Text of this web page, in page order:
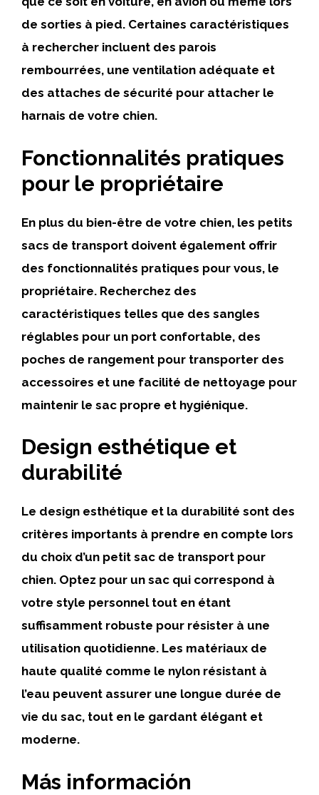
de sorties à pied. Certaines caractéristiques
à rechercher incluent des parois
rembourrées, une ventilation adéquate et
des attaches de sécurité pour attacher le
harnais de votre chien.
Fonctionnalités pratiques
pour le propriétaire
En plus du bien-être de votre chien, les petits
sacs de transport doivent également offrir
des fonctionnalités pratiques pour vous, le
propriétaire. Recherchez des
caractéristiques telles que des sangles
réglables pour un port confortable, des
poches de rangement pour transporter des
accessoires et une facilité de nettoyage pour
maintenir le sac propre et hygiénique.
Design esthétique et
durabilité
Le design esthétique et la durabilité sont des
critères importants à prendre en compte lors
du choix d’un petit sac de transport pour
chien. Optez pour un sac qui correspond à
votre style personnel tout en étant
suffisamment robuste pour résister à une
utilisation quotidienne. Les matériaux de
haute qualité comme le nylon résistant à
l’eau peuvent assurer une longue durée de
vie du sac, tout en le gardant élégant et
moderne.
Más información